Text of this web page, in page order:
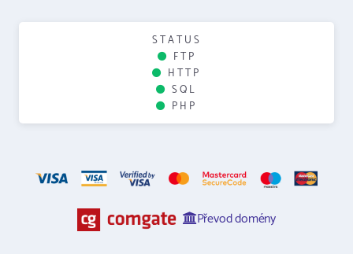
STATUS
FTP
HTTP
SQL
PHP
Převod domény